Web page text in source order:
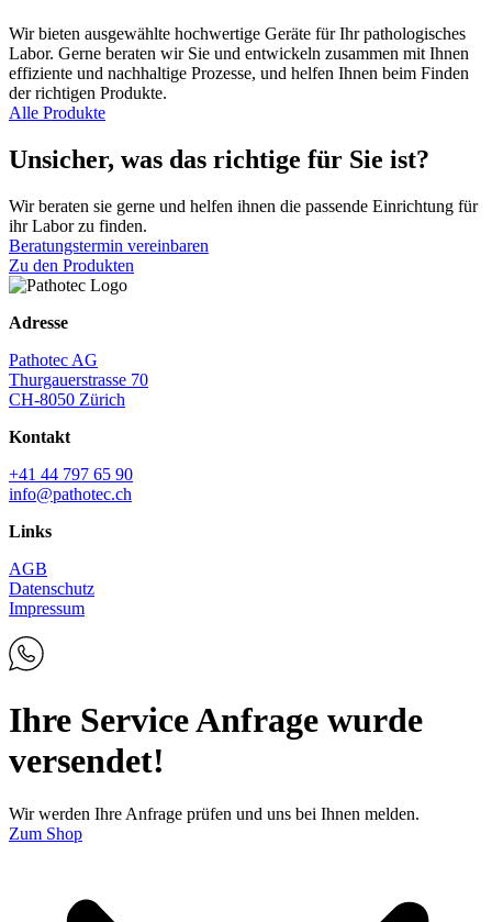
Wir bieten ausgewählte hochwertige Geräte für Ihr pathologisches
Labor. Gerne beraten wir Sie und entwickeln zusammen mit Ihnen
effiziente und nachhaltige Prozesse, und helfen Ihnen beim Finden
der richtigen Produkte.
Alle Produkte
Unsicher, was das richtige für Sie ist?
Wir beraten sie gerne und helfen ihnen die passende Einrichtung für
ihr Labor zu finden.
Beratungstermin vereinbaren
Zu den Produkten
Adresse
Pathotec AG
Thurgauerstrasse 70
CH-8050 Zürich
Kontakt
+41 44 797 65 90
info@pathotec.ch
Links
AGB
Datenschutz
Impressum
Ihre Service Anfrage wurde
versendet!
Wir werden Ihre Anfrage prüfen und uns bei Ihnen melden.
Zum Shop